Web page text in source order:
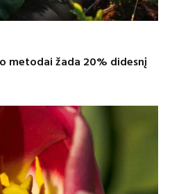
metodai žada 20% didesnį